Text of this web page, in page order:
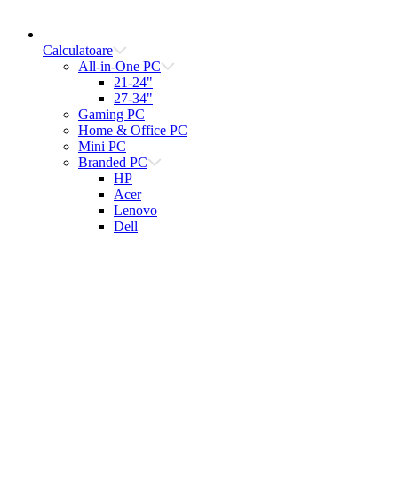
Calculatoare
All-in-One PC
21-24"
27-34"
Gaming PC
Home & Office PC
Mini PC
Branded PC
HP
Acer
Lenovo
Dell